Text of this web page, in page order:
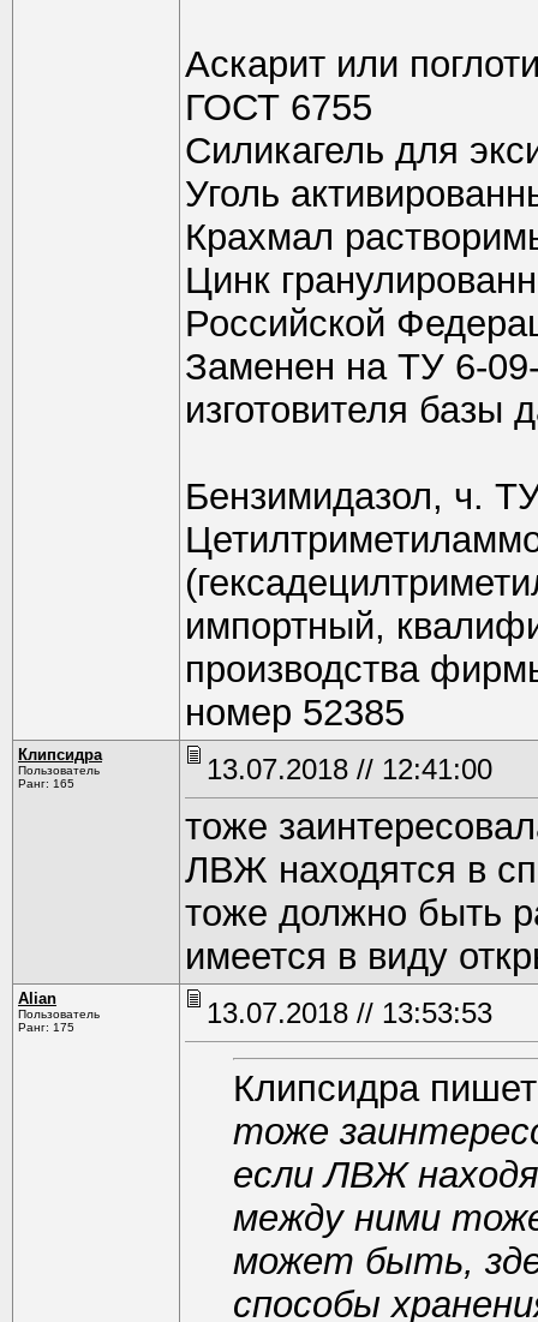
Аскарит или
ГОСТ 6755
Силикагель для
Уголь
Крахмал
Цинк
Российской
Заменен на ТУ 6-
изготовителя базы
Бензимидазол, ч.
импортный,
производства
номер 52385
Клипсидра
Пользователь
Ранг: 165
13.07.2018 // 12:41:00
тоже
ЛВЖ находятся в
тоже должно быть
имеется в виду
Alian
Пользователь
Ранг: 175
13.07.2018 // 13:53:53
Клипсидра
тоже
если ЛВЖ
между ними
может быть,
способы